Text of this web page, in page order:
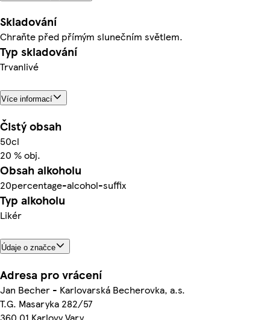
Skladování
Chraňte před přímým slunečním světlem.
Typ skladování
Trvanlivé
Více informací
Čistý obsah
50cl
20 % obj.
Obsah alkoholu
20percentage-alcohol-suffix
Typ alkoholu
Likér
Údaje o značce
Adresa pro vrácení
Jan Becher - Karlovarská Becherovka, a.s.
T.G. Masaryka 282/57